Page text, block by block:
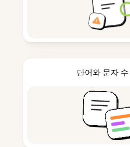
단어와 문자 수